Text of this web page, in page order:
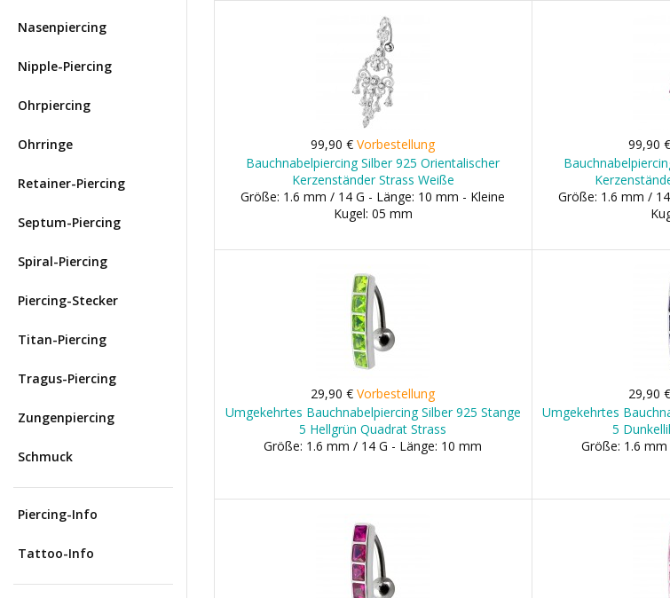
Nasenpiercing
Nipple-Piercing
Ohrpiercing
Ohrringe
Retainer-Piercing
Septum-Piercing
Spiral-Piercing
Piercing-Stecker
Titan-Piercing
Tragus-Piercing
Zungenpiercing
Schmuck
Piercing-Info
Tattoo-Info
99,90 €Vorbestellung
Bauchnabelpiercing Silber 925 Orientalischer
Kerzenständer Strass Weiße
Größe: 1.6 mm / 14 G - Länge: 10 mm - Kleine
Kugel: 05 mm
99,90 €
Größe: 1.6 mm /
29,90 €Vorbestellung
Umgekehrtes Bauchnabelpiercing Silber 925 Stange
5 Hellgrün Quadrat Strass
Größe: 1.6 mm / 14 G - Länge: 10 mm
29,90 €
Umgekehrtes
5
Größe: 1.6